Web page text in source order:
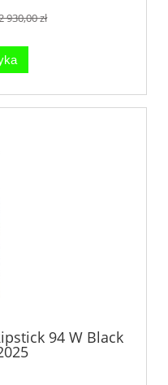
930,00 zł
94 W Black